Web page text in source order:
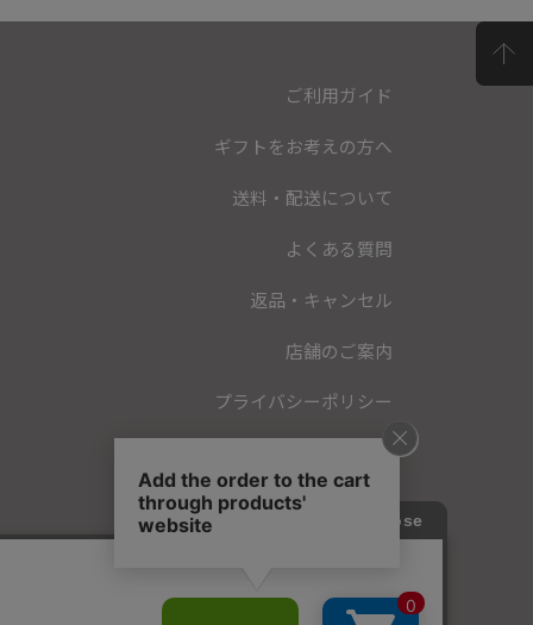
ご利用ガイド
ギフトをお考えの方へ
送料・配送について
よくある質問
返品・キャンセル
店舗のご案内
プライバシーポリシー
特定商取引法に基づく表記